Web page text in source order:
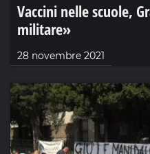
Vaccini nelle scuole,
militare»
28 novembre 2021